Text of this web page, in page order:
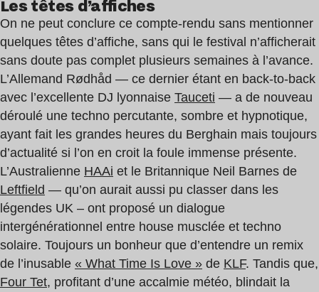
Les têtes d’affiches
On ne peut conclure ce compte-rendu sans mentionner
quelques têtes d’affiche, sans qui le festival n’afficherait
sans doute pas complet plusieurs semaines à l’avance.
L’Allemand Rødhåd — ce dernier étant en back-to-back
avec l’excellente DJ lyonnaise Tauceti — a de nouveau
déroulé une techno percutante, sombre et hypnotique,
ayant fait les grandes heures du Berghain mais toujours
d’actualité si l’on en croit la foule immense présente.
L’Australienne HAAi et le Britannique Neil Barnes de
Leftfield — qu’on aurait aussi pu classer dans les
légendes UK – ont proposé un dialogue
intergénérationnel entre house musclée et techno
solaire. Toujours un bonheur que d’entendre un remix
de l’inusable « What Time Is Love » de KLF. Tandis que,
Four Tet, profitant d’une accalmie météo, blindait la